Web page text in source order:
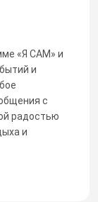
«Я САМ» и
и
с
радостью
и